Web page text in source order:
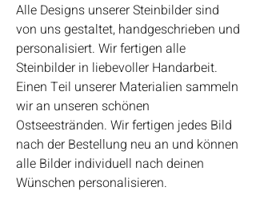
Alle Designs unserer Steinbilder sind
von uns gestaltet, handgeschrieben und
personalisiert. Wir fertigen alle
Steinbilder in liebevoller Handarbeit.
Einen Teil unserer Materialien sammeln
wir an unseren schönen
Ostseestränden. Wir fertigen jedes Bild
nach der Bestellung neu an und können
alle Bilder individuell nach deinen
Wünschen personalisieren.